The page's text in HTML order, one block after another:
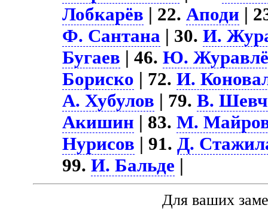
Лобкарёв | 22.Аподи |
Ф. Сантана | 30.И.
Бугаев | 46.Ю.
Бориско | 72.И.
А. Хубулов | 79.В.
Акишин | 83.М.
Нурисов | 91.Д.
99.И. Бальде |
Для ваших